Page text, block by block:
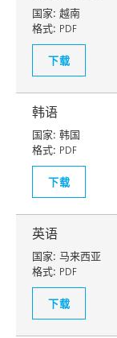
国家: 越南
格式: PDF
下载
韩语
国家: 韩国
格式: PDF
下载
英语
国家: 马来西亚
格式: PDF
下载